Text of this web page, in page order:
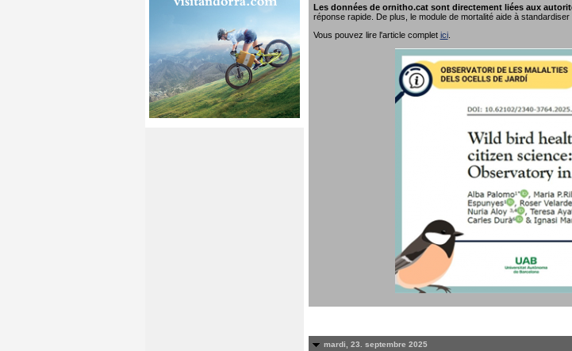
Les données de ornitho.cat sont directement liées aux
réponse rapide. De plus, le module de mortalité aide à
Vous pouvez lire l'article complet ici.
mardi, 23. septembre 2025